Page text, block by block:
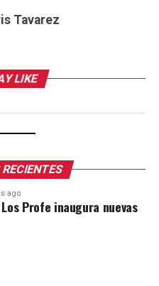
Tavarez
LIKE
ago
Profe inaugura nuevas